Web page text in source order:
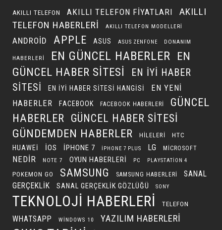
AKILLI TELEFON AKILLI TELEFON FIYATLARI
AKILLI
TELEFON HABERLERI
AKILLI TELEFON MODELLERI
ANDROID APPLE ASUS ASUS ZENFONE DONANIM
HABERLERI EN GÜNCEL HABERLER EN
GÜNCEL HABER SITESI
EN IYI HABER
SITESI
EN IYI HABER SITESI HANGISI
EN YENI
HABERLER
FACEBOOK FACEBOOK HABERLERI
GÜNCEL
HABERLER
GÜNCEL HABER SITESI
GÜNDEMDEN HABERLER HILELERI HTC
HUAWEI IOS IPHONE 7 IPHONE 7 PLUS LG MICROSOFT
NEDIR NOTE 7 OYUN HABERLERI PC PLAYSTATION 4
POKEMON GO SAMSUNG SAMSUNG HABERLERI
SANAL
GERÇEKLIK
SANAL GERÇEKLIK GÖZLÜĞÜ SONY
TEKNOLOJI HABERLERI TELEFON
WHATSAPP WINDOWS 10 YAZILIM HABERLERI